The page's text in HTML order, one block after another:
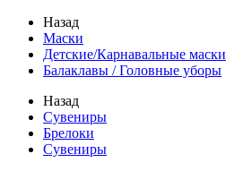
Назад
Маски
Детские/Карнавальные маски
Балаклавы / Головные уборы
Назад
Сувениры
Брелоки
Сувениры